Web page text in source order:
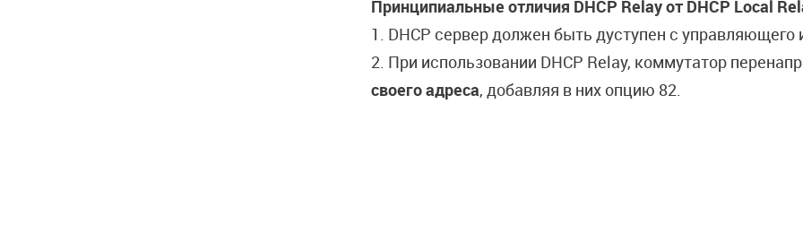
Принципиальные отличия DHCP Relay от DHCP Local
1. DHCP сервер должен быть дуступен с
2. При использовании DHCP Relay, коммутатор
своего адреса, добавляя в них опцию 82.